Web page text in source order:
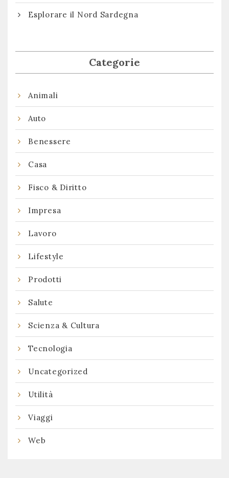
Esplorare il Nord Sardegna
Categorie
Animali
Auto
Benessere
Casa
Fisco & Diritto
Impresa
Lavoro
Lifestyle
Prodotti
Salute
Scienza & Cultura
Tecnologia
Uncategorized
Utilità
Viaggi
Web